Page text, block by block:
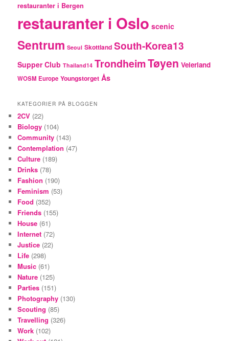
restauranter i Bergen
restauranter i Oslo scenic
Sentrum Seoul Skottland South-Korea13
Supper Club Thailand14 TrondheimTøyen Veierland
WOSM Europe Youngstorget Ås
KATEGORIER PÅ BLOGGEN
2CV (22)
Biology (104)
Community (143)
Contemplation (47)
Culture (189)
Drinks (78)
Fashion (190)
Feminism (53)
Food (352)
Friends (155)
House (61)
Internet (72)
Justice (22)
Life (298)
Music (61)
Nature (125)
Parties (151)
Photography (130)
Scouting (85)
Travelling (326)
Work (102)